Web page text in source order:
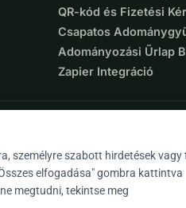
QR-kód és Fizetési
Csapatos
Adományozási Űrlap
Zapier Integráció
személyre szabott hirdetések
elfogadása" gombra kattintva
megtudni, tekintse meg